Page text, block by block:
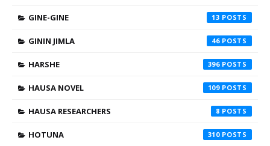
GINE-GINE 13
GININ JIMLA 46
HARSHE 396
HAUSA NOVEL 109
HAUSA RESEARCHERS 8
HOTUNA 310